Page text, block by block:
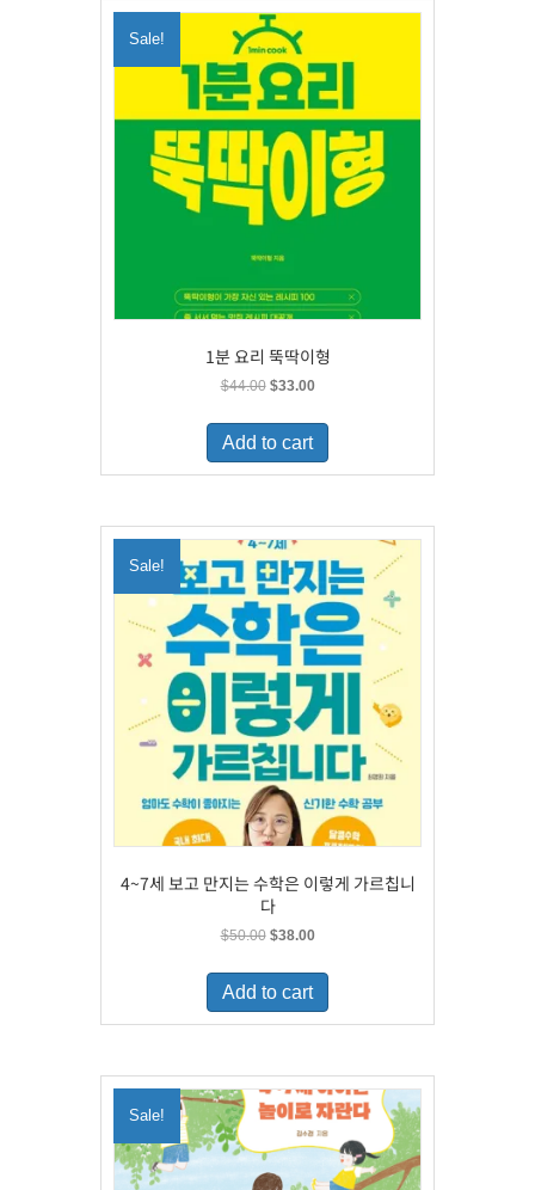
Sale!
1분 요리 뚝딱이형
$44.00 Original
was:
$44.00.
$33.00Current
is:
$33.00.
Add to cart
Sale!
4~7세 보고 만지는 수학은 이렇게 가르칩니
다
$50.00 Original
was:
$50.00.
$38.00Current
is:
$38.00.
Add to cart
Sale!